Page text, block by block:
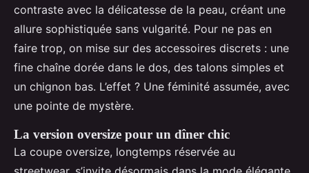
contraste avec la délicatesse de la peau, créant une
allure sophistiquée sans vulgarité. Pour ne pas en
faire trop, on mise sur des accessoires discrets : une
fine chaîne dorée dans le dos, des talons simples et
un chignon bas. L’effet ? Une féminité assumée, avec
une pointe de mystère.
La version oversize pour un dîner chic
La coupe oversize, longtemps réservée au